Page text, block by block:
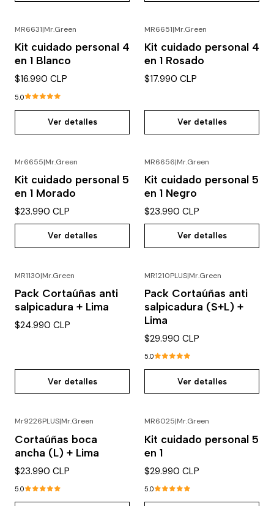
MR6631|Mr.Green
Kit cuidado personal 4
en 1 Blanco
$16.990 CLP
5.0
Ver detalles
MR6651|Mr.Green
Kit cuidado personal 4
en 1 Rosado
$17.990 CLP
Ver detalles
Mr6655|Mr.Green
Kit cuidado personal 5
en 1 Morado
$23.990 CLP
Ver detalles
MR6656|Mr.Green
Kit cuidado personal 5
en 1 Negro
$23.990 CLP
Ver detalles
Agotado
MR1130|Mr.Green
Pack Cortaúñas anti
salpicadura + Lima
$24.990 CLP
Ver detalles
MR1210PLUS|Mr.Green
Pack Cortaúñas anti
salpicadura (S+L) +
Lima
$29.990 CLP
5.0
Ver detalles
Mr9226PLUS|Mr.Green
Cortaúñas boca
ancha (L) + Lima
$23.990 CLP
5.0
MR6025|Mr.Green
Kit cuidado personal 5
en 1
$29.990 CLP
5.0